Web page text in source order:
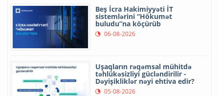
Beş İcra Hakimiyyəti İT
sistemlərini “Hökumət
buludu”na köçürüb
06-08-2026
Uşaqların rəqəmsal mühitdə
təhlükəsizliyi gücləndirilir -
Dəyişikliklər nəyi ehtiva edir?
05-08-2026